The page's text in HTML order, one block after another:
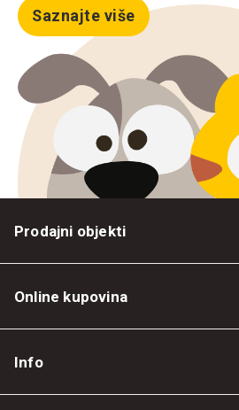
Saznajte više
Prodajni objekti
Online kupovina
Info